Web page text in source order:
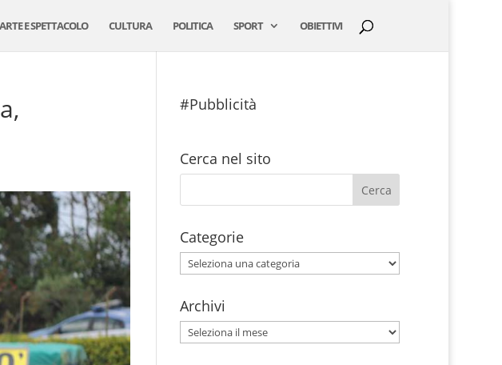
ARTE E SPETTACOLO CULTURA POLITICA SPORT OBIETTIVI
#Pubblicità
Cerca nel sito
Categorie
Categorie
Archivi
Archivi